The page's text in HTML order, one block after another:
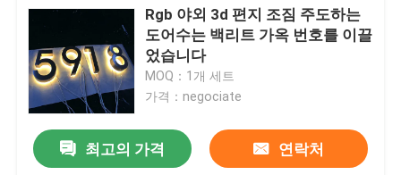
채널 레터 신호
백리트 서한 신호
Rgb 야외 3d 편지 조짐 주도하는
도어수는 백리트 가옥 번호를 이끌
었습니다
MOQ：1개 세트
가격：negociate
최고의 가격 연락처